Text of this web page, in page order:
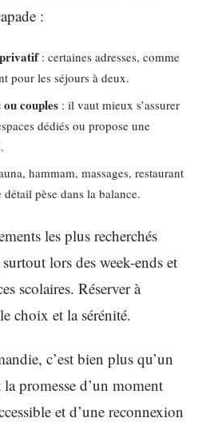
:
: certaines adresses, comme
pour les séjours à deux.
couples : il vaut mieux s’assurer
dédiés ou propose une
hammam, massages, restaurant
pèse dans la balance.
les plus recherchés
lors des week-ends et
scolaires. Réserver à
choix et la sérénité.
c’est bien plus qu’un
promesse d’un moment
et d’une reconnexion